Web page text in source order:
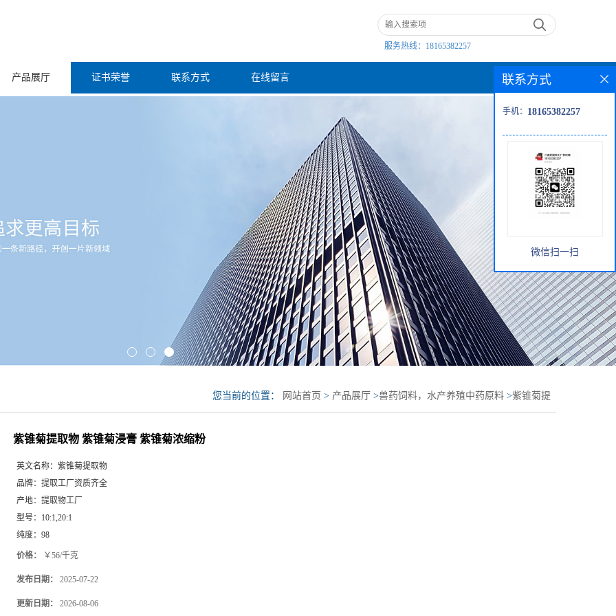
服务热线： 18165382257
产品展厅 证书荣誉 联系方式 在线留言
您当前的位置： 网站首页 > 产品展厅 >兽药饲料，水产养殖中药原料 >紫锥菊提
紫锥菊提取物 紫锥菊浸膏 紫锥菊浓缩粉
英文名称： 紫锥菊提取物
品牌： 提取工厂资质齐全
产地： 提取物工厂
型号： 10:1,20:1
纯度： 98
价格： ￥56/千克
发布日期： 2025-07-22
更新日期： 2026-08-06
联系方式
手机： 18165382257
微信扫一扫